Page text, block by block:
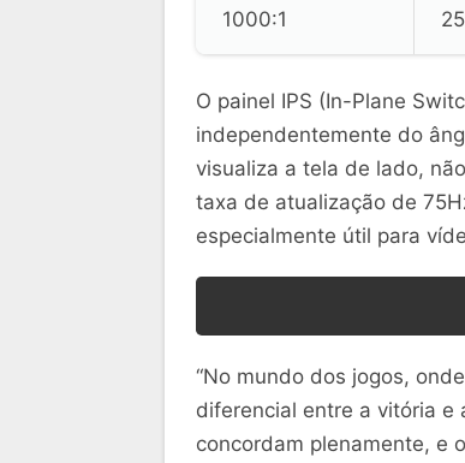
1000:1
O painel IPS (In-Plane
independentemente do
visualiza a tela de lado,
taxa de atualização de
especialmente útil para
“No mundo dos jogos,
diferencial entre a vitória e
concordam plenamente, e o